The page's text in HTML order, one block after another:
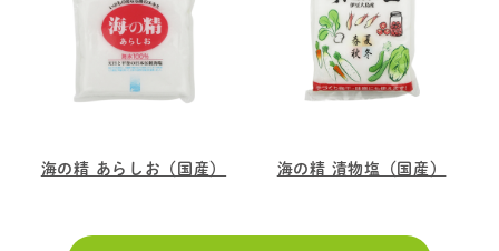
海の精 あらしお（国産） 海の精 漬物塩（国産）